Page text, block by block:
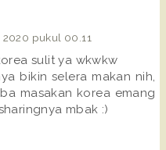
2020 pukul 00.11
sulit ya wkwkw
bikin selera makan nih,
masakan korea emang
mbak :)